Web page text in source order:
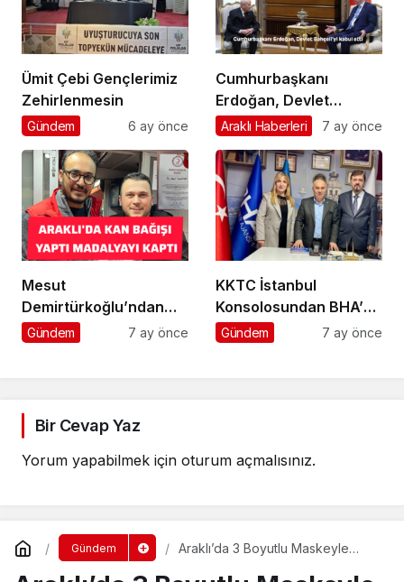
Ümit Çebi Gençlerimiz
Zehirlenmesin
Gündem 6 ay önce
Cumhurbaşkanı
Erdoğan, Devlet
Bahçeli’yi kabul etti
Araklı Haberleri 7 ay önce
Mesut
Demirtürkoğlu’ndan
Örnek Davranış
Gündem 7 ay önce
KKTC İstanbul
Konsolosundan BHA’ya
Ziyaret
Gündem 7 ay önce
Bir Cevap Yaz
Yorum yapabilmek için oturum açmalısınız.
Gündem
Araklı’da 3 Boyutlu Maskeyle